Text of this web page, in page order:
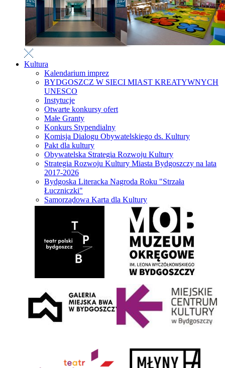
Kultura
Kalendarium imprez
BYDGOSZCZ W SIECI MIAST KREATYWNYCH
UNESCO
Instytucje
Otwarte konkursy ofert
Małe Granty
Konkurs Stypendialny
Komisja Dialogu Obywatelskiego ds. Kultury
Pakt dla kultury
Obywatelska Strategia Rozwoju Kultury
Strategia Rozwoju Kultury Miasta Bydgoszczy na lata
2017-2026
Bydgoska Literacka Nagroda Roku "Strzała
Łuczniczki"
Samorządowa Karta dla Kultury